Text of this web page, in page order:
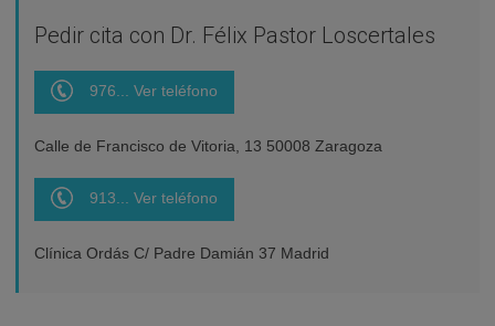
Pedir cita con Dr. Félix Pastor Loscertales
976... Ver teléfono
Calle de Francisco de Vitoria, 13 50008 Zaragoza
913... Ver teléfono
Clínica Ordás C/ Padre Damián 37 Madrid